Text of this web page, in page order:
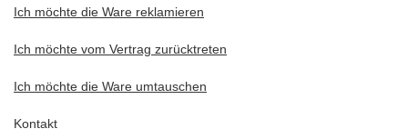
Ich möchte die Ware reklamieren
Ich möchte vom Vertrag zurücktreten
Ich möchte die Ware umtauschen
Kontakt